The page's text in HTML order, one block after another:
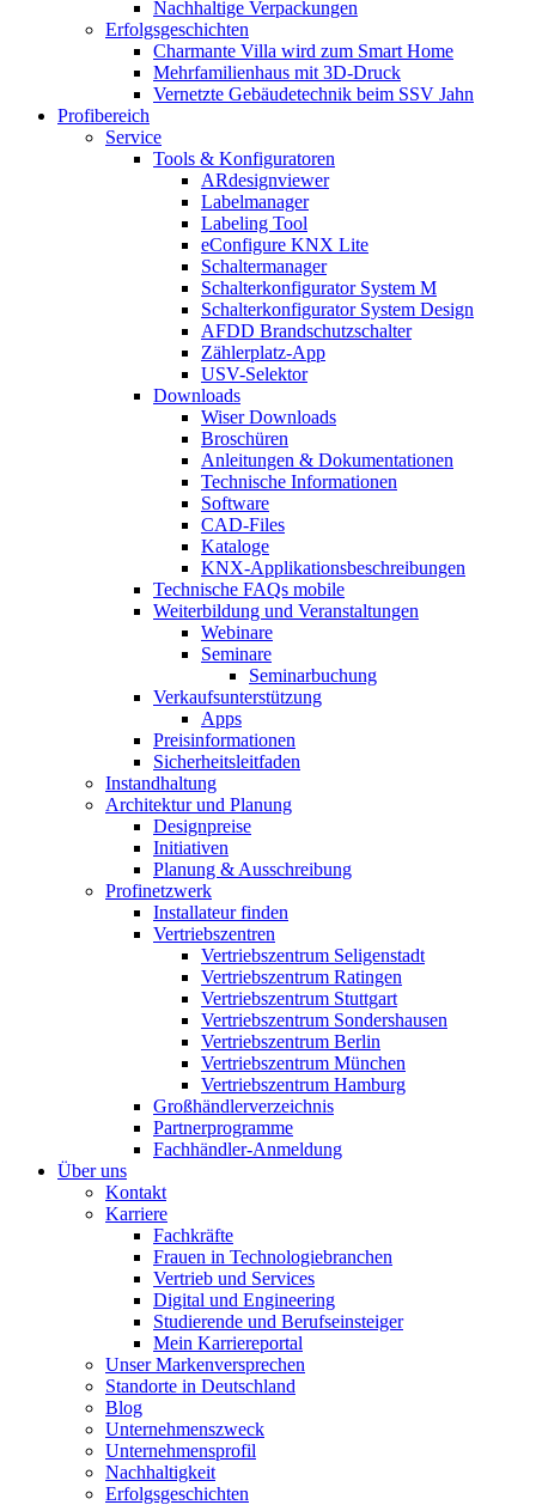
Nachhaltige Verpackungen
Erfolgsgeschichten
Charmante Villa wird zum Smart Home
Mehrfamilienhaus mit 3D-Druck
Vernetzte Gebäudetechnik beim SSV Jahn
Profibereich
Service
Tools & Konfiguratoren
ARdesignviewer
Labelmanager
Labeling Tool
eConfigure KNX Lite
Schaltermanager
Schalterkonfigurator System M
Schalterkonfigurator System Design
AFDD Brandschutzschalter
Zählerplatz-App
USV-Selektor
Downloads
Wiser Downloads
Broschüren
Anleitungen & Dokumentationen
Technische Informationen
Software
CAD-Files
Kataloge
KNX-Applikationsbeschreibungen
Technische FAQs mobile
Weiterbildung und Veranstaltungen
Webinare
Seminare
Seminarbuchung
Verkaufsunterstützung
Apps
Preisinformationen
Sicherheitsleitfaden
Instandhaltung
Architektur und Planung
Designpreise
Initiativen
Planung & Ausschreibung
Profinetzwerk
Installateur finden
Vertriebszentren
Vertriebszentrum Seligenstadt
Vertriebszentrum Ratingen
Vertriebszentrum Stuttgart
Vertriebszentrum Sondershausen
Vertriebszentrum Berlin
Vertriebszentrum München
Vertriebszentrum Hamburg
Großhändlerverzeichnis
Partnerprogramme
Fachhändler-Anmeldung
Über uns
Kontakt
Karriere
Fachkräfte
Frauen in Technologiebranchen
Vertrieb und Services
Digital und Engineering
Studierende und Berufseinsteiger
Mein Karriereportal
Unser Markenversprechen
Standorte in Deutschland
Blog
Unternehmenszweck
Unternehmensprofil
Nachhaltigkeit
Erfolgsgeschichten